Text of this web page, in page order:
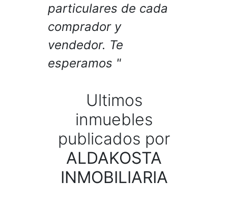
particulares de cada
comprador y
vendedor. Te
esperamos
Ultimos
inmuebles
publicados por
ALDAKOSTA
INMOBILIARIA